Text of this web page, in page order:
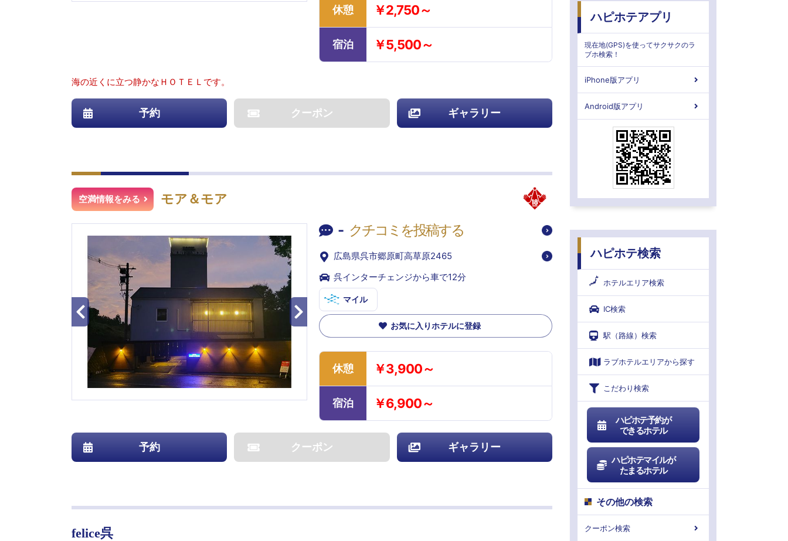
休憩 ￥2,750～
宿泊 ￥5,500～
海の近くに立つ静かなＨＯＴＥＬです。
予約 クーポン ギャラリー
空満情報をみる モア＆モア
- クチコミを投稿する
広島県呉市郷原町高草原2465
呉インターチェンジから車で12分
マイル
お気に入りホテルに登録
休憩 ￥3,900～
宿泊 ￥6,900～
予約 クーポン ギャラリー
felice呉
ハピホテアプリ
現在地(GPS)を使ってサクサクのラ
ブホ検索！
iPhone版アプリ
Android版アプリ
ハピホテ検索
ホテルエリア検索
IC検索
駅（路線）検索
ラブホテルエリアから探す
こだわり検索
ハピホテ予約が
できるホテル
ハピホテマイルが
たまるホテル
その他の検索
クーポン検索